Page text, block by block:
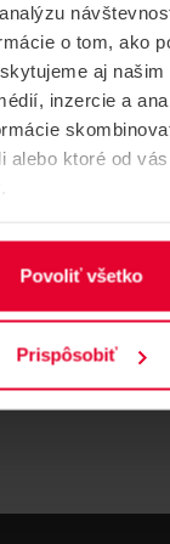
o tom, ako
aj našim
inzercie a
alebo ktoré od
Povoliť všetko
Prispôsobiť
krátka
krátka , ocel,